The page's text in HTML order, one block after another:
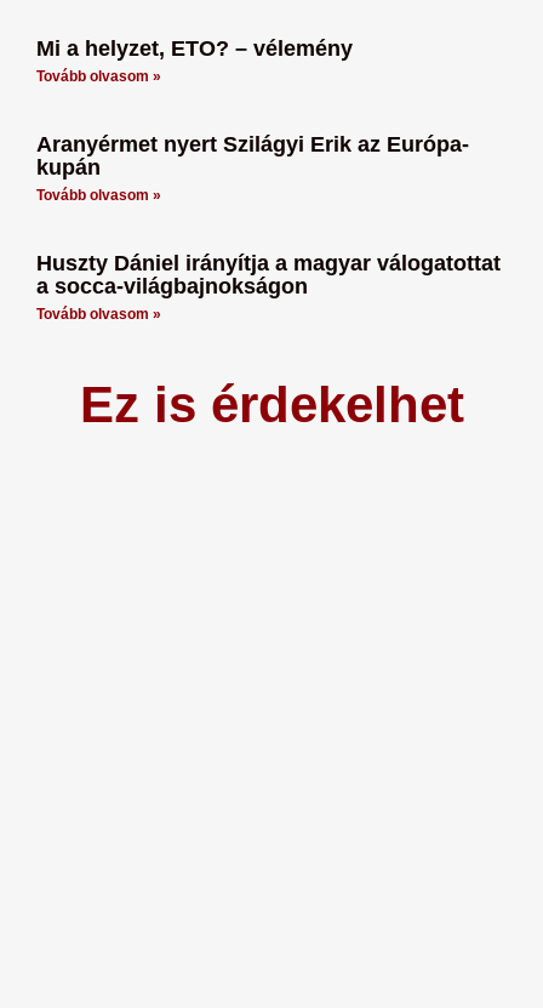
Mi a helyzet, ETO? – vélemény
Tovább olvasom »
Aranyérmet nyert Szilágyi Erik az Európa-
kupán
Tovább olvasom »
Huszty Dániel irányítja a magyar válogatottat
a socca-világbajnokságon
Tovább olvasom »
Ez is érdekelhet